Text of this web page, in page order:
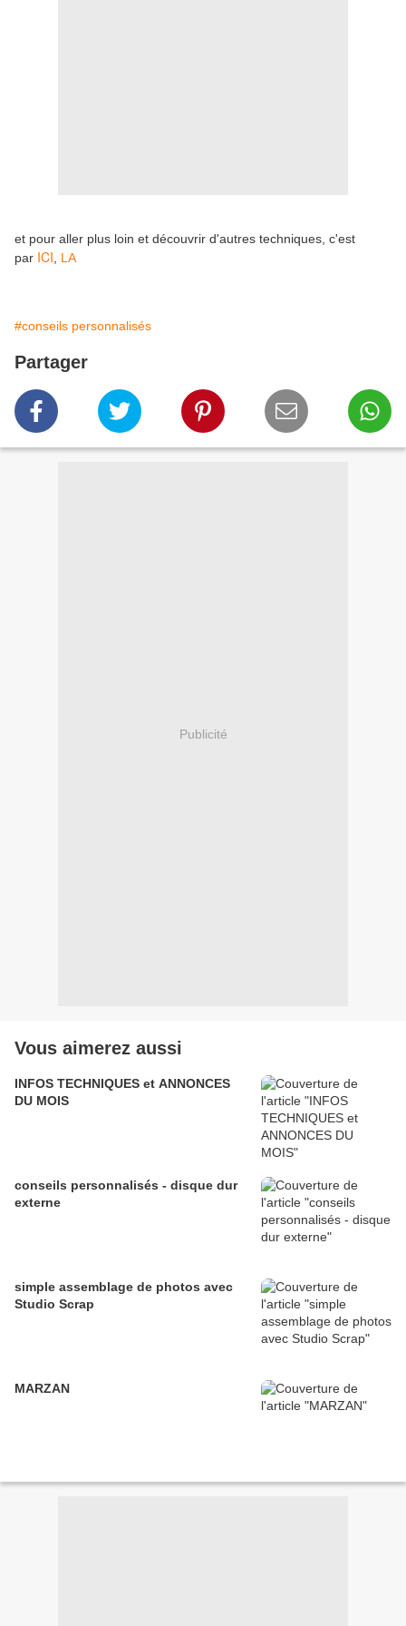
et pour aller plus loin et découvrir d'autres techniques, c'est
par ICI LA
#conseils personnalisés
Partager
Publicité
Vous aimerez aussi
INFOS TECHNIQUES et ANNONCES
DU MOIS
conseils personnalisés - disque dur
externe
simple assemblage de photos avec
Studio Scrap
MARZAN